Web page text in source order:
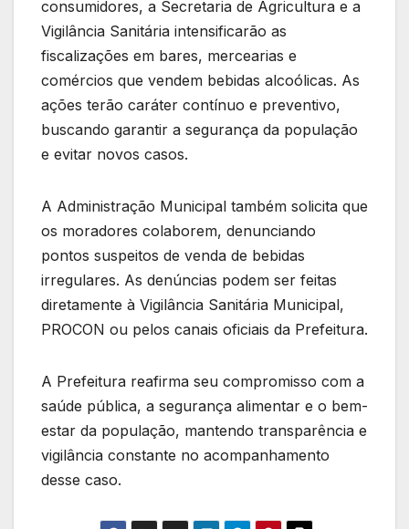
consumidores, a Secretaria de Agricultura e a
Vigilância Sanitária intensificarão as
fiscalizações em bares, mercearias e
comércios que vendem bebidas alcoólicas. As
ações terão caráter contínuo e preventivo,
buscando garantir a segurança da população
e evitar novos casos.
A Administração Municipal também solicita que
os moradores colaborem, denunciando
pontos suspeitos de venda de bebidas
irregulares. As denúncias podem ser feitas
diretamente à Vigilância Sanitária Municipal,
PROCON ou pelos canais oficiais da Prefeitura.
A Prefeitura reafirma seu compromisso com a
saúde pública, a segurança alimentar e o bem-
estar da população, mantendo transparência e
vigilância constante no acompanhamento
desse caso.